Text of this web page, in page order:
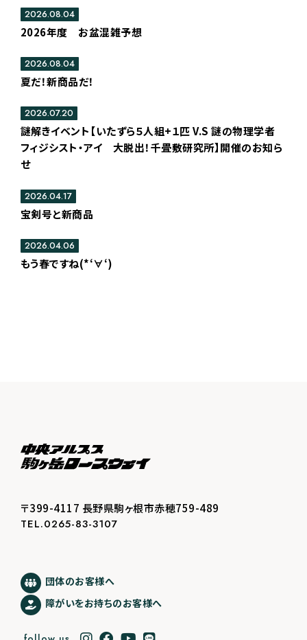
2026年度 お盆混雑予想
2026.08.04
夏だ！新商品だ！
2026.08.04
謎解きイベント【いたずら５人組+１匹 V.S 謎の物理学者
フィジシスト・アイ 大脱出！千畳敷研究所】開催のお知ら
せ
2026.07.20
宝剣号と新商品
2026.04.17
もう春ですね(*‘∀‘)
2026.04.06
〒399-4117 長野県駒ヶ根市赤穂759-489
TEL.0265-83-3107
団体のお客様へ
障がいをお持ちのお客様へ